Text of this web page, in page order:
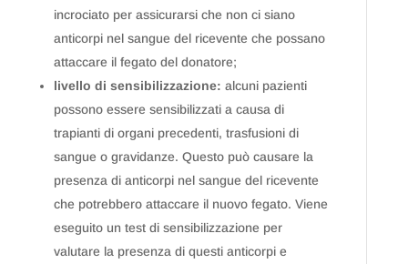
incrociato per assicurarsi che non ci siano
anticorpi nel sangue del ricevente che possano
attaccare il fegato del donatore;
livello di sensibilizzazione: alcuni pazienti
possono essere sensibilizzati a causa di
trapianti di organi precedenti, trasfusioni di
sangue o gravidanze. Questo può causare la
presenza di anticorpi nel sangue del ricevente
che potrebbero attaccare il nuovo fegato. Viene
eseguito un test di sensibilizzazione per
valutare la presenza di questi anticorpi e